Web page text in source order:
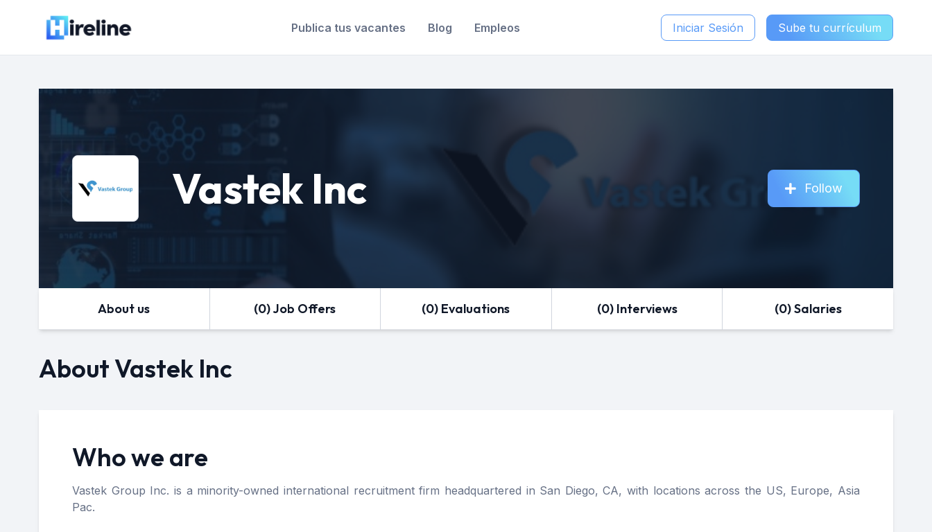
Publica tus vacantes Blog Empleos Iniciar Sesión Sube tu currículum
Vastek Inc Follow
About us (0) Job Offers (0) Evaluations (0) Interviews (0) Salaries
About Vastek Inc
Who we are
Vastek Group Inc. is a minority-owned international recruitment firm headquartered in San Diego, CA, with locations across the US, Europe, Asia
Pac.